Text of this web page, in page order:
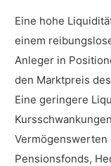
Eine hohe
einem
Anleger in
den Marktpreis
Eine geringere
Vermögenswerten
Pensionsfonds,